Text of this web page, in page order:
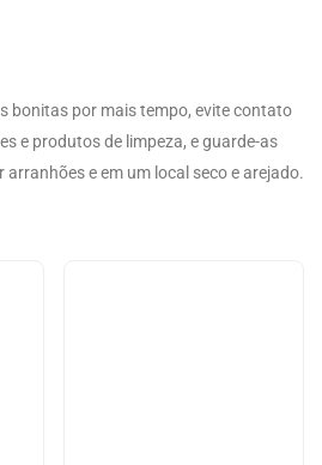
bonitas por mais tempo, evite contato
e produtos de limpeza, e guarde-as
e em um local seco e arejado.